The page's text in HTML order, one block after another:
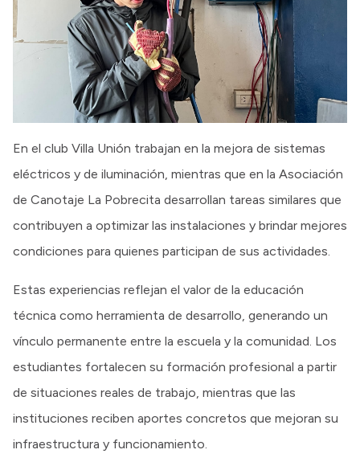
En el club Villa Unión trabajan en la mejora de sistemas
eléctricos y de iluminación, mientras que en la Asociación
de Canotaje La Pobrecita desarrollan tareas similares que
contribuyen a optimizar las instalaciones y brindar mejores
condiciones para quienes participan de sus actividades.
Estas experiencias reflejan el valor de la educación
técnica como herramienta de desarrollo, generando un
vínculo permanente entre la escuela y la comunidad. Los
estudiantes fortalecen su formación profesional a partir
de situaciones reales de trabajo, mientras que las
instituciones reciben aportes concretos que mejoran su
infraestructura y funcionamiento.